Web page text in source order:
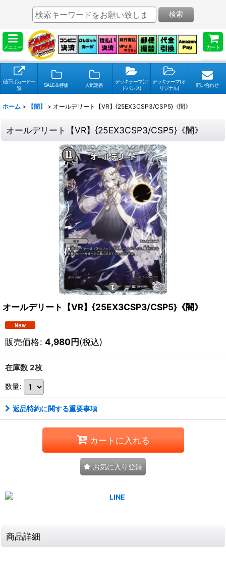
メニュー カート
検索
値下げカード一
覧
SALE＆特価 人気定番
デッキテーマ(ア
ドバンス)
デッキテーマ(オ
リジナル)
問い合わせ
ホーム > 【闇】 > オールデリート【VR】{25EX3CSP3/CSP5}《闇》
オールデリート【VR】{25EX3CSP3/CSP5}《闇》
オールデリート【VR】{25EX3CSP3/CSP5}《闇》
販売価格: 4,980円(税込)
在庫数 2枚
数量:
返品特約に関する重要事項
カートに入れる
お気に入り登録
商品詳細